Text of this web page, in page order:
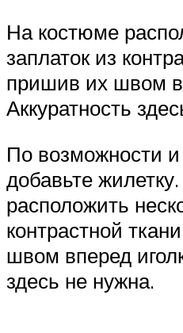
На костюме
заплаток из
пришив их швом
Аккуратность
По возможности
добавьте
расположить
контрастной
швом вперед
здесь не нужна.